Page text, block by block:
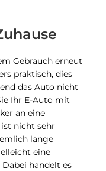
Gebrauch erneut
praktisch, dies
das Auto nicht
Ihr E-Auto mit
an eine
nicht sehr
lange
eine
handelt es